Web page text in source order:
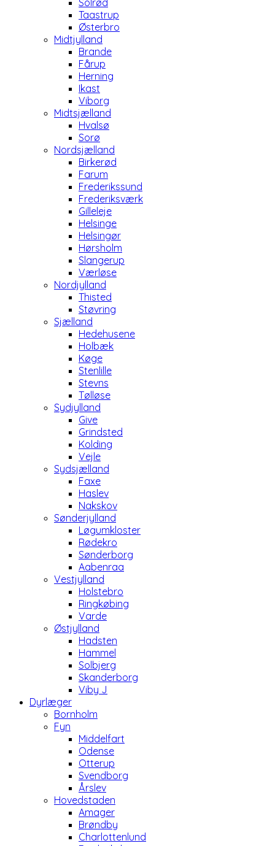
Solrød
Taastrup
Østerbro
Midtjylland
Brande
Fårup
Herning
Ikast
Viborg
Midtsjælland
Hvalsø
Sorø
Nordsjælland
Birkerød
Farum
Frederikssund
Frederiksværk
Gilleleje
Helsinge
Helsingør
Hørsholm
Slangerup
Værløse
Nordjylland
Thisted
Støvring
Sjælland
Hedehusene
Holbæk
Køge
Stenlille
Stevns
Tølløse
Sydjylland
Give
Grindsted
Kolding
Vejle
Sydsjælland
Faxe
Haslev
Nakskov
Sønderjylland
Løgumkloster
Rødekro
Sønderborg
Aabenraa
Vestjylland
Holstebro
Ringkøbing
Varde
Østjylland
Hadsten
Hammel
Solbjerg
Skanderborg
Viby J
Dyrlæger
Bornholm
Fyn
Middelfart
Odense
Otterup
Svendborg
Årslev
Hovedstaden
Amager
Brøndby
Charlottenlund